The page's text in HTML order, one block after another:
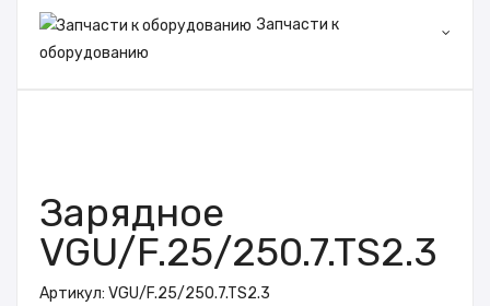
Зарядное
VGU/F.25/250.7.TS2.3
Артикул: VGU/F.25/250.7.TS2.3
Запчасти к
оборудованию